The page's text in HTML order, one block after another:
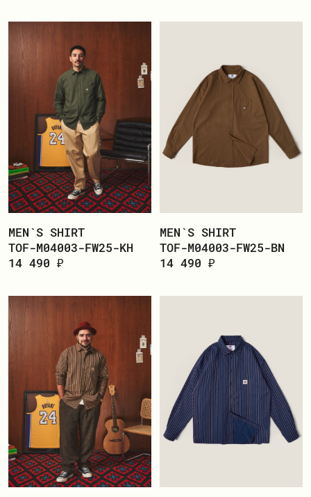
MEN`S SHIRT
TOF-M04003-FW25-KH
14 490 ₽
MEN`S SHIRT
TOF-M04003-FW25-BN
14 490 ₽